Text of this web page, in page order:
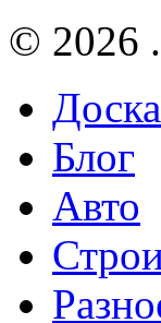
© 2026
Доска
Блог
Авто